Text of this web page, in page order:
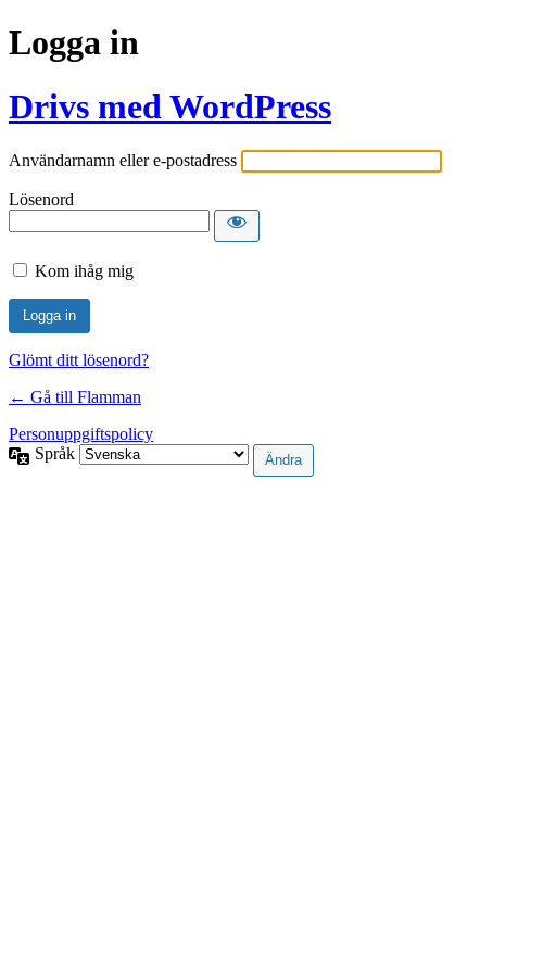
Logga in
Drivs med WordPress
Användarnamn eller e-postadress
Lösenord
Kom ihåg mig
Glömt ditt lösenord?
← Gå till Flamman
Personuppgiftspolicy
Språk